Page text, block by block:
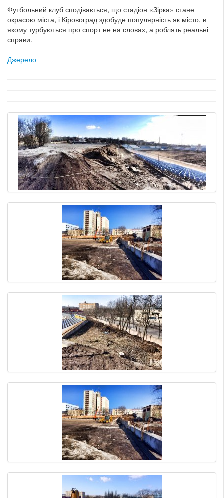
Футбольний клуб сподівається, що стадіон «Зірка» стане
окрасою міста, і Кіровоград здобуде популярність як місто, в
якому турбуються про спорт не на словах, а роблять реальні
справи.
Джерело